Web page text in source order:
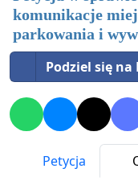
komunikacje
parkowania i
Podziel się na
Petycja